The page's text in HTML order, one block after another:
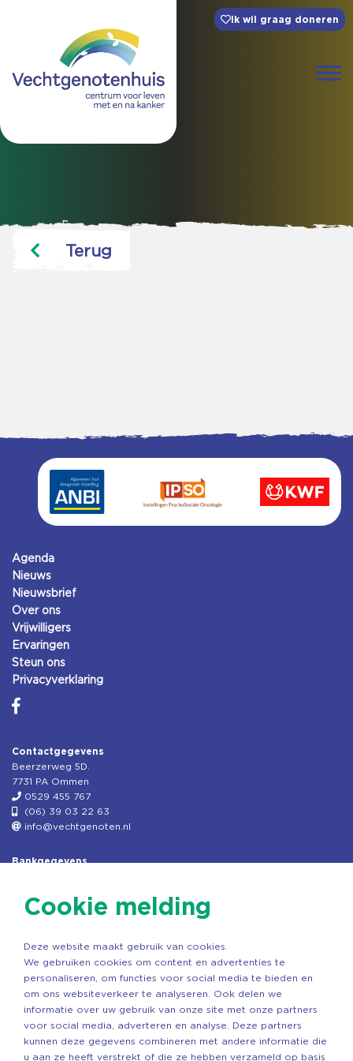
Ik wil graag doneren
Terug
Agenda
Nieuws
Nieuwsbrief
Over ons
Vrijwilligers
Ervaringen
Steun ons
Privacyverklaring
Contactgegevens
Beerzerweg 5D.
7731 PA Ommen
0529 455 767
(06) 39 03 22 63
info@vechtgenoten.nl
Bankgegevens
Rek.nr: NL85RABO0127579230
Copyright ©2026 Vechtgenoten
Cookie melding
Deze website maakt gebruik van cookies.
We gebruiken cookies om content en advertenties te
personaliseren, om functies voor social media te bieden en
om ons websiteverkeer te analyseren. Ook delen we
informatie over uw gebruik van onze site met onze partners
voor social media, adverteren en analyse. Deze partners
kunnen deze gegevens combineren met andere informatie die
u aan ze heeft verstrekt of die ze hebben verzameld op basis